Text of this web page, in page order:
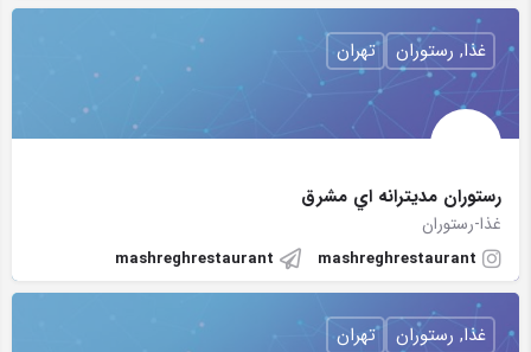
رستوران مديترانه اي مشرق
غذا-رستوران
mashreghrestaurant
mashreghrestaurant
غذا, رستوران تهران
غذا, رستوران تهران